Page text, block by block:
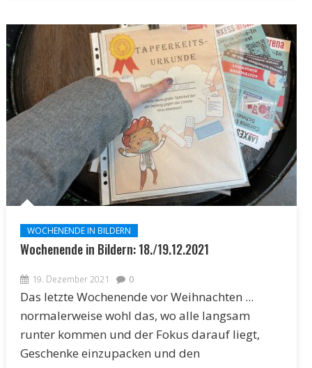
WOCHENENDE IN BILDERN
Wochenende in Bildern: 18./19.12.2021
19. Dezember 2021 0
Das letzte Wochenende vor Weihnachten ...
normalerweise wohl das, wo alle langsam
runter kommen und der Fokus darauf liegt,
Geschenke einzupacken und den